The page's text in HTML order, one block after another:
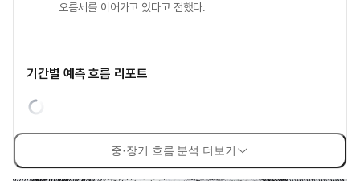
오름세를 이어가고 있다고 전했다.
기간별 예측 흐름 리포트
중·장기 흐름 분석 더보기